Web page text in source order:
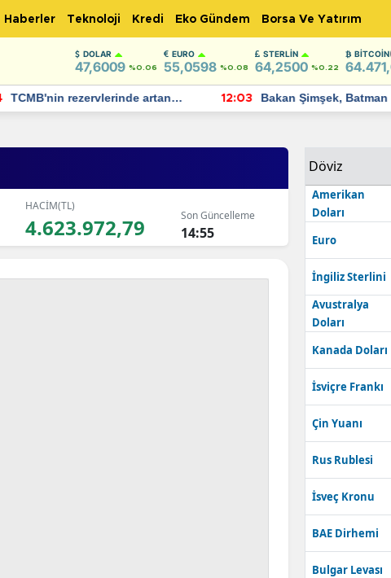
Haberler Teknoloji Kredi Eko Gündem Borsa Ve Yatırım
DOLAR
47,6009 %0.06
EURO
55,0598 %0.08
STERLIN
64,2500 %0.22
BITCOIN
TCMB'nin rezervlerinde artan
momentum devam ediyor
12:03
Bakan Şimşek, Batman
için umut verici
HACİM(TL)
4.623.972,79 Son Güncelleme
14:55
Döviz
Amerikan
Doları
Euro
İngiliz Sterlini
Avustralya
Doları
Kanada Doları
İsviçre Frankı
Çin Yuanı
Rus Rublesi
İsveç Kronu
BAE Dirhemi
Bulgar Levası